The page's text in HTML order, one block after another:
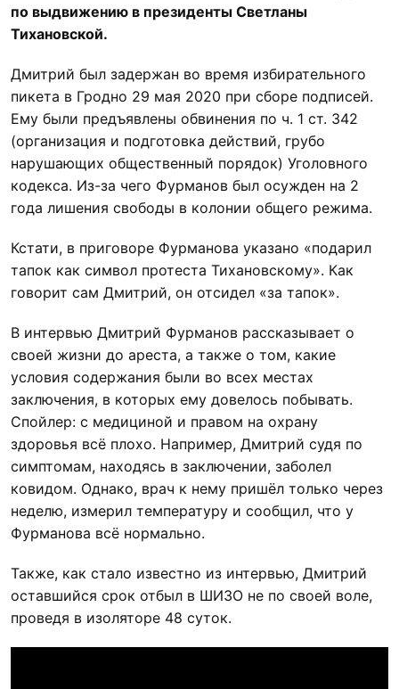
по выдвижению в президенты Светланы
Тихановской.
Дмитрий был задержан во время избирательного
пикета в Гродно 29 мая 2020 при сборе подписей.
Ему были предъявлены обвинения по ч. 1 ст. 342
(организация и подготовка действий, грубо
нарушающих общественный порядок) Уголовного
кодекса. Из-за чего Фурманов был осужден на 2
года лишения свободы в колонии общего режима.
Кстати, в приговоре Фурманова указано «подарил
тапок как символ протеста Тихановскому». Как
говорит сам Дмитрий, он отсидел «за тапок».
В интервью Дмитрий Фурманов рассказывает о
своей жизни до ареста, а также о том, какие
условия содержания были во всех местах
заключения, в которых ему довелось побывать.
Спойлер: с медициной и правом на охрану
здоровья всё плохо. Например, Дмитрий судя по
симптомам, находясь в заключении, заболел
ковидом. Однако, врач к нему пришёл только через
неделю, измерил температуру и сообщил, что у
Фурманова всё нормально.
Также, как стало известно из интервью, Дмитрий
оставшийся срок отбыл в ШИЗО не по своей воле,
проведя в изоляторе 48 суток.